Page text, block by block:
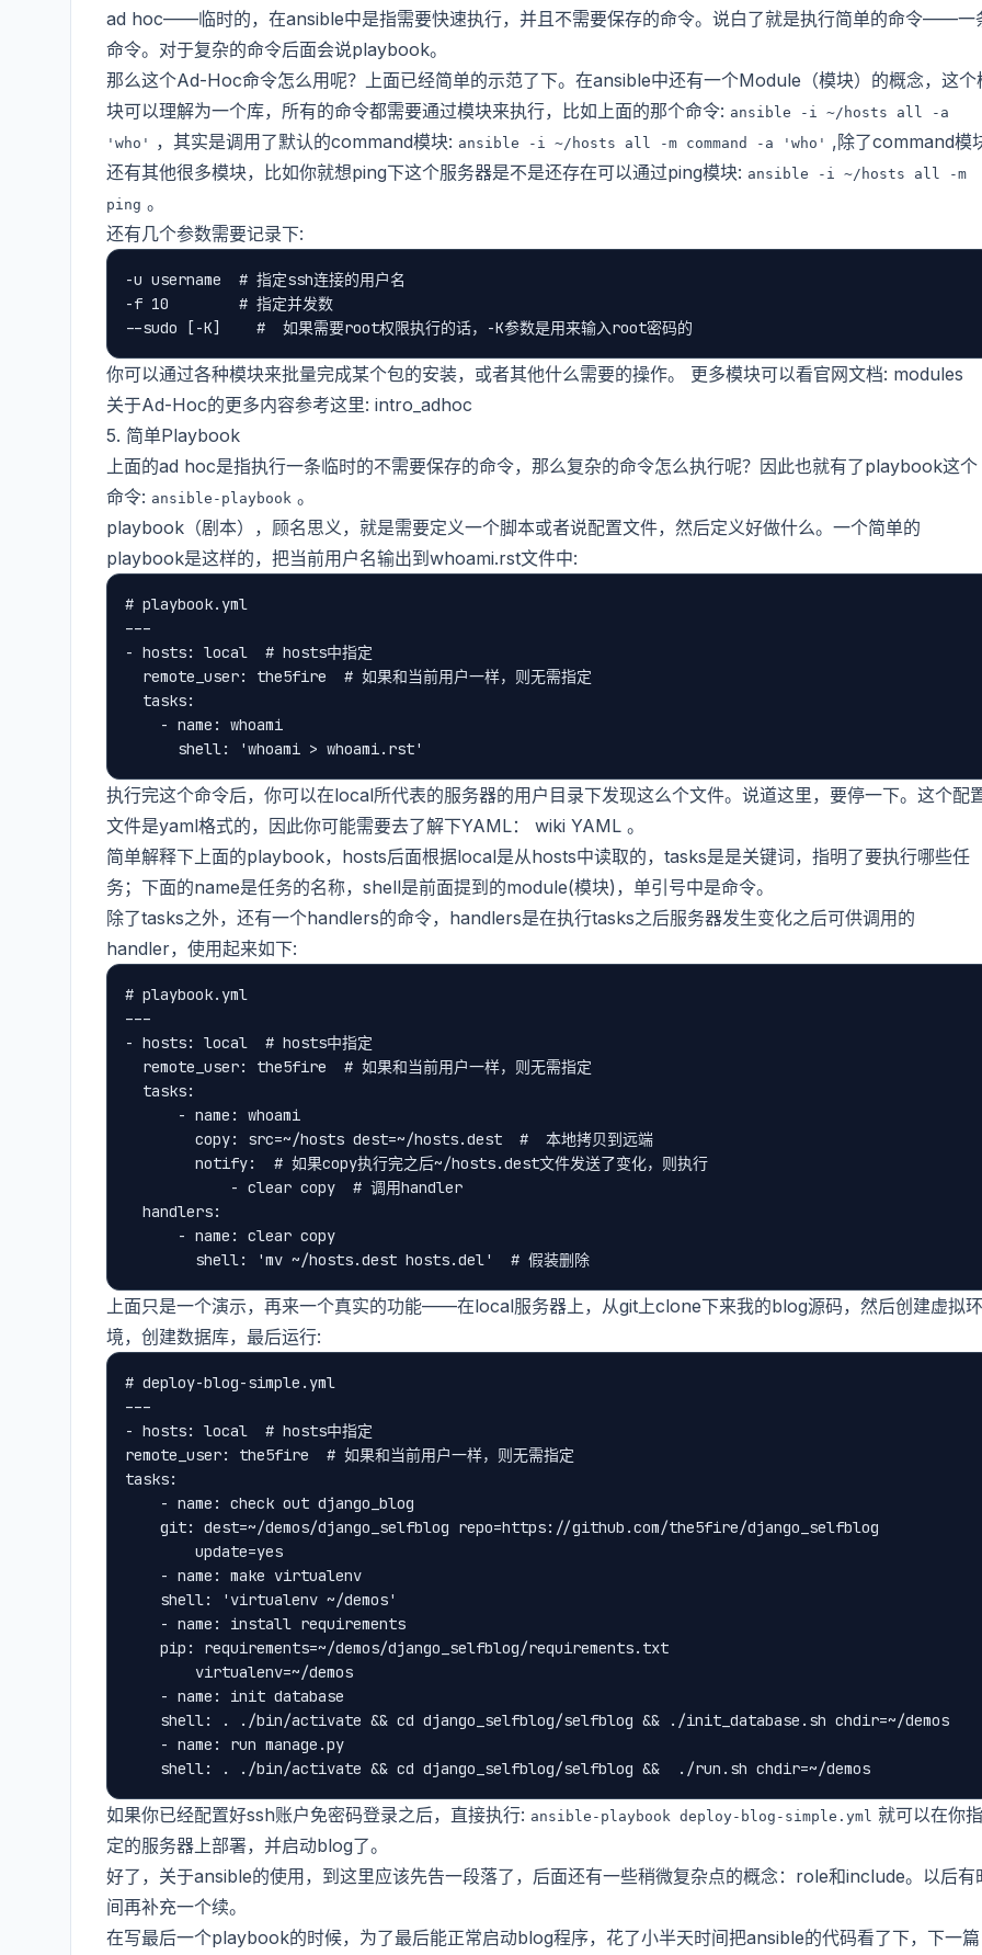
ad hoc——临时的，在ansible中是指需要快速执行，并且不需要保存的命令。说白了就是执行简单的命令——一
命令。对于复杂的命令后面会说playbook。
那么这个Ad-Hoc命令怎么用呢？上面已经简单的示范了下。在ansible中还有一个Module（模块）的概念，这个
块可以理解为一个库，所有的命令都需要通过模块来执行，比如上面的那个命令: ansible -i ~/hosts all
-a
'who'
，其实是调用了默认的command模块: ansible -i ~/hosts all -m command -a 'who' ,除了command模
还有其他很多模块，比如你就想ping下这个服务器是不是还存在可以通过ping模块: ansible -i ~/hosts all
-m
ping 。
还有几个参数需要记录下:
-u username  # 指定ssh连接的用户名
-f 10        # 指定并发数
你可以通过各种模块来批量完成某个包的安装，或者其他什么需要的操作。 更多模块可以看官网文档: modules
关于Ad-Hoc的更多内容参考这里: intro_adhoc
5. 简单Playbook
上面的ad hoc是指执行一条临时的不需要保存的命令，那么复杂的命令怎么执行呢？因此也就有了playbook这个
命令: ansible-playbook 。
playbook（剧本），顾名思义，就是需要定义一个脚本或者说配置文件，然后定义好做什么。一个简单的
playbook是这样的，把当前用户名输出到whoami.rst文件中:
# playbook.yml
---
- hosts: local  # hosts中指定
  remote_user: the5fire  # 如果和当前用户一样，则无需指定
  tasks:
    - name: whoami
执行完这个命令后，你可以在local所代表的服务器的用户目录下发现这么个文件。说道这里，要停一下。这个配
文件是yaml格式的，因此你可能需要去了解下YAML： wiki YAML 。
简单解释下上面的playbook，hosts后面根据local是从hosts中读取的，tasks是是关键词，指明了要执行哪些任
务；下面的name是任务的名称，shell是前面提到的module(模块)，单引号中是命令。
除了tasks之外，还有一个handlers的命令，handlers是在执行tasks之后服务器发生变化之后可供调用的
handler，使用起来如下:
# playbook.yml
---
- hosts: local  # hosts中指定
  remote_user: the5fire  # 如果和当前用户一样，则无需指定
  tasks:
      - name: whoami
        copy: src=~/hosts dest=~/hosts.dest  #  本地拷贝到远端
        notify:  # 如果copy执行完之后~/hosts.dest文件发送了变化，则执行
            - clear copy  # 调用handler
  handlers:
      - name: clear copy
上面只是一个演示，再来一个真实的功能——在local服务器上，从git上clone下来我的blog源码，然后创建虚拟环
境，创建数据库，最后运行:
# deploy-blog-simple.yml
---
- hosts: local  # hosts中指定
remote_user: the5fire  # 如果和当前用户一样，则无需指定
tasks:
    - name: check out django_blog
    git: dest=~/demos/django_selfblog repo=https://github.com/the5fire/django_selfblog
        update=yes
    - name: make virtualenv
    shell: 'virtualenv ~/demos'
    - name: install requirements
    pip: requirements=~/demos/django_selfblog/requirements.txt
        virtualenv=~/demos
    - name: init database
    shell: . ./bin/activate && cd django_selfblog/selfblog && ./init_database.sh chdir=~/demos
    - name: run manage.py
如果你已经配置好ssh账户免密码登录之后，直接执行: ansible-playbook deploy-blog-simple.yml 就可以在你指
定的服务器上部署，并启动blog了。
好了，关于ansible的使用，到这里应该先告一段落了，后面还有一些稍微复杂点的概念：role和include。以后有
间再补充一个续。
在写最后一个playbook的时候，为了最后能正常启动blog程序，花了小半天时间把ansible的代码看了下，下一篇